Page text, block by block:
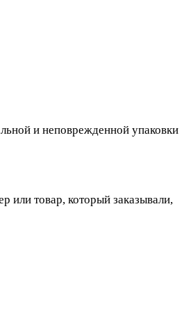
и неповрежденной упаковки
или товар, который заказывали,